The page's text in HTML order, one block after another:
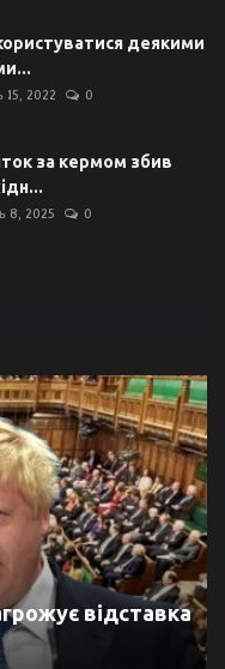
деякими
15, 2022 0
за кермом збив
8, 2025 0
відставка